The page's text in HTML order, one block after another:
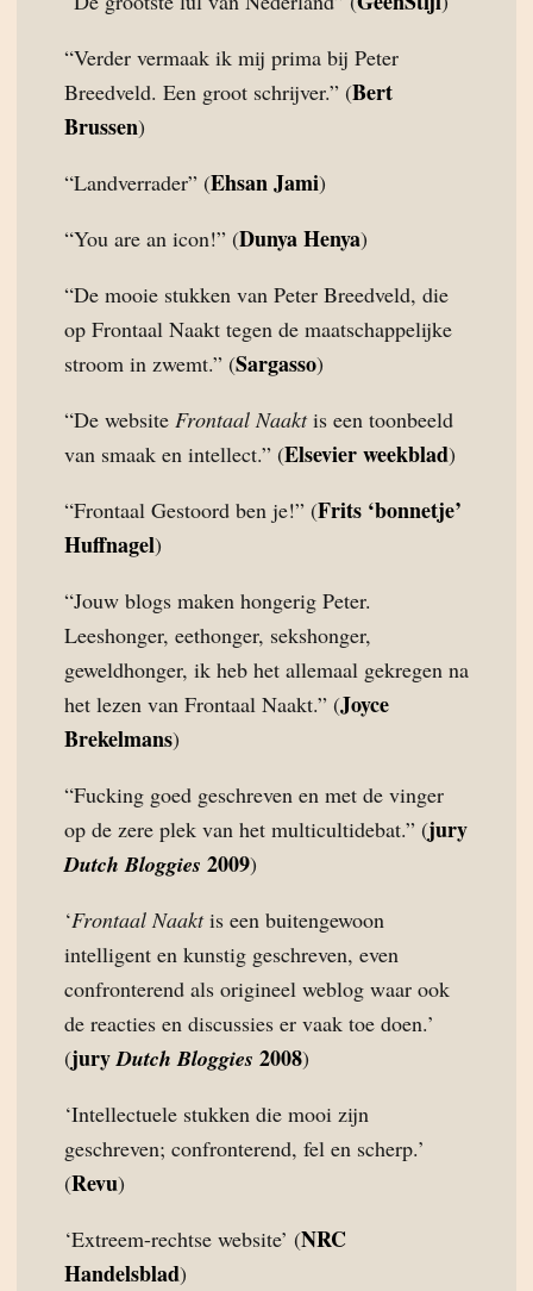
“Verder vermaak ik mij prima bij Peter
Breedveld. Een groot schrijver.” (Bert
Brussen)
“Landverrader” (Ehsan Jami)
“You are an icon!” (Dunya Henya)
“De mooie stukken van Peter Breedveld, die
op Frontaal Naakt tegen de maatschappelijke
stroom in zwemt.” (Sargasso)
“De website Frontaal Naaktis een toonbeeld
van smaak en intellect.” (Elsevier weekblad)
“Frontaal Gestoord ben je!” (Frits ‘bonnetje’
Huffnagel)
“Jouw blogs maken hongerig Peter.
Leeshonger, eethonger, sekshonger,
geweldhonger, ik heb het allemaal gekregen na
het lezen van Frontaal Naakt.” (Joyce
Brekelmans)
“Fucking goed geschreven en met de vinger
op de zere plek van het multicultidebat.” (jury
Dutch Bloggies 2009)
‘Frontaal Naaktis een buitengewoon
intelligent en kunstig geschreven, even
confronterend als origineel weblog waar ook
de reacties en discussies er vaak toe doen.’
(juryDutch Bloggies 2008)
‘Intellectuele stukken die mooi zijn
geschreven; confronterend, fel en scherp.’
(Revu)
‘Extreem-rechtse website’ (NRC
Handelsblad)